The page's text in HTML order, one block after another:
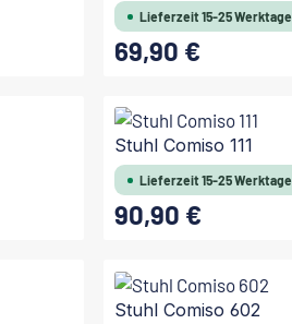
Lieferzeit 15-25 Werktage
Regulärer Preis:
69,90 €
Stuhl Comiso 111
Lieferzeit 15-25 Werktage
Regulärer Preis:
90,90 €
Stuhl Comiso 602